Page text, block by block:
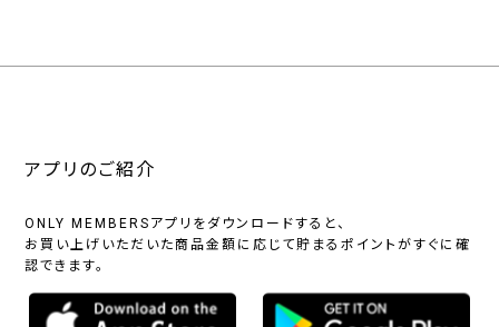
アプリのご紹介
ONLY MEMBERSアプリをダウンロードすると、
お買い上げいただいた商品金額に応じて貯まるポイントがすぐに確
認できます。